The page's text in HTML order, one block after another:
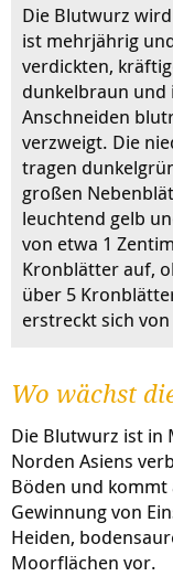
Die Blutwurz
ist mehrjährig
verdickten,
dunkelbraun und
Anschneiden
verzweigt. Die
tragen
großen
leuchtend gelb
von etwa 1
Kronblätter auf,
über 5
erstreckt sich
Wo wächst
Die Blutwurz ist in
Norden Asiens
Böden und
Gewinnung von
Heiden,
Moorflächen vor.